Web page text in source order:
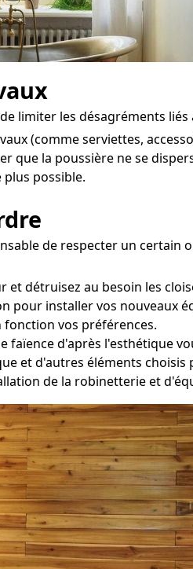
limiter les désagréments liés
(comme serviettes,
que la poussière ne se
possible.
de respecter un certain
et détruisez au besoin les
pour installer vos nouveaux
vos préférences.
faïence d'après l'esthétique
et d'autres éléments choisis
de la robinetterie et